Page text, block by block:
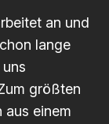
an und
lange
größten
aus einem